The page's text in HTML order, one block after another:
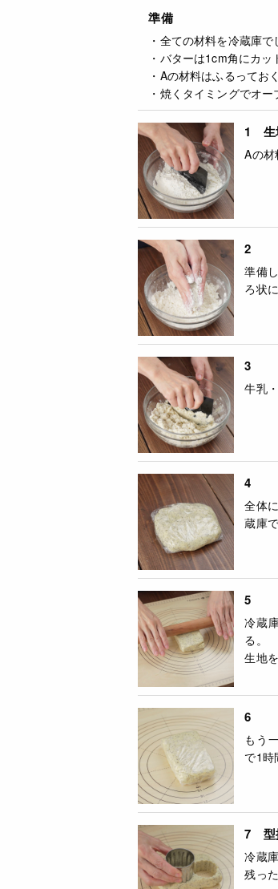
準備
・全ての材料を冷蔵庫で
・バターは1cm角にカッ
・Aの材料はふるっておく
・焼くタイミングでオ
1 生
Aの材
2
準備
ろ状
3
牛乳
4
全体
蔵庫
5
冷蔵
る。
生地
6
もう
で1時
7 型
冷蔵
残っ